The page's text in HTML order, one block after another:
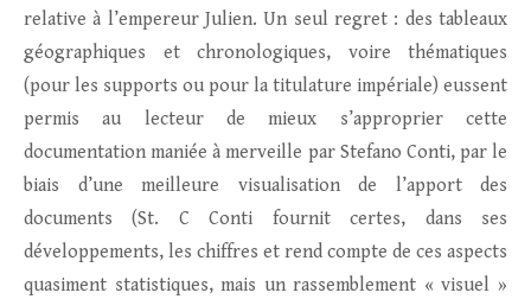
relative à l’empereur Julien. Un seul regret : des tableaux
géographiques et chronologiques, voire thématiques
(pour les supports ou pour la titulature impériale) eussent
permis au lecteur de mieux s’approprier cette
documentation maniée à merveille par Stefano Conti, par le
biais d’une meilleure visualisation de l’apport des
documents (St. C Conti fournit certes, dans ses
développements, les chiffres et rend compte de ces aspects
quasiment statistiques, mais un rassemblement « visuel »